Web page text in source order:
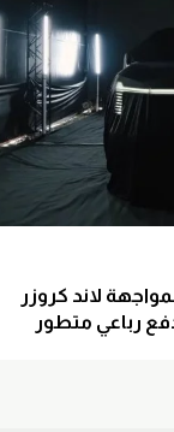
لمواجهة لاند كروزر
رباعي متطور